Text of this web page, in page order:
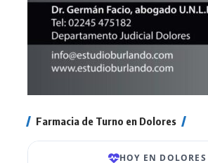
Farmacia de Turno en Dolores